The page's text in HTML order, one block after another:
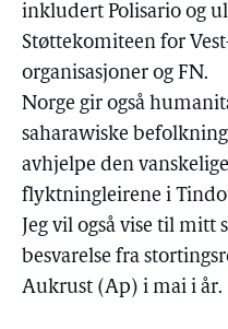
inkludert Polisario og
Støttekomiteen for
organisasjoner og FN.
Norge gir også
saharawiske
avhjelpe den
flyktningleirene i
Jeg vil også vise til
besvarelse fra
Aukrust (Ap) i mai i år.